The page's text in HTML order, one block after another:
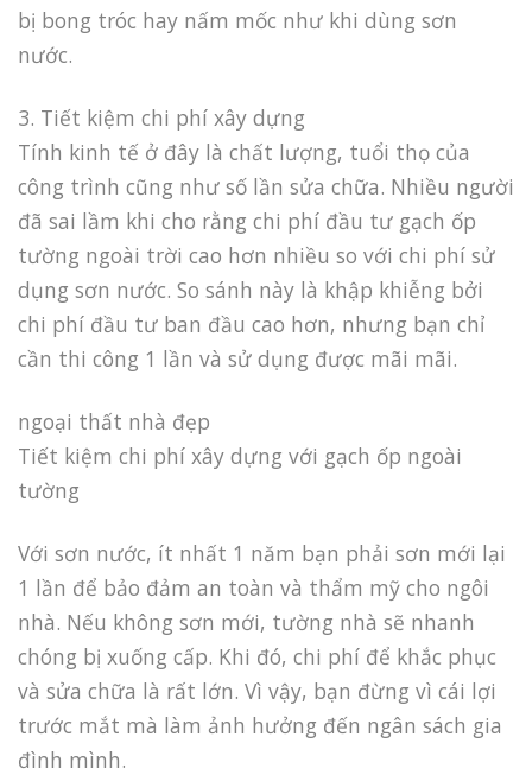
bị bong tróc hay nấm mốc như khi dùng sơn
nước.
3. Tiết kiệm chi phí xây dựng
Tính kinh tế ở đây là chất lượng, tuổi thọ của
công trình cũng như số lần sửa chữa. Nhiều người
đã sai lầm khi cho rằng chi phí đầu tư gạch ốp
tường ngoài trời cao hơn nhiều so với chi phí sử
dụng sơn nước. So sánh này là khập khiễng bởi
chi phí đầu tư ban đầu cao hơn, nhưng bạn chỉ
cần thi công 1 lần và sử dụng được mãi mãi.
ngoại thất nhà đẹp
Tiết kiệm chi phí xây dựng với gạch ốp ngoài
tường
Với sơn nước, ít nhất 1 năm bạn phải sơn mới lại
1 lần để bảo đảm an toàn và thẩm mỹ cho ngôi
nhà. Nếu không sơn mới, tường nhà sẽ nhanh
chóng bị xuống cấp. Khi đó, chi phí để khắc phục
và sửa chữa là rất lớn. Vì vậy, bạn đừng vì cái lợi
trước mắt mà làm ảnh hưởng đến ngân sách gia
đình mình.